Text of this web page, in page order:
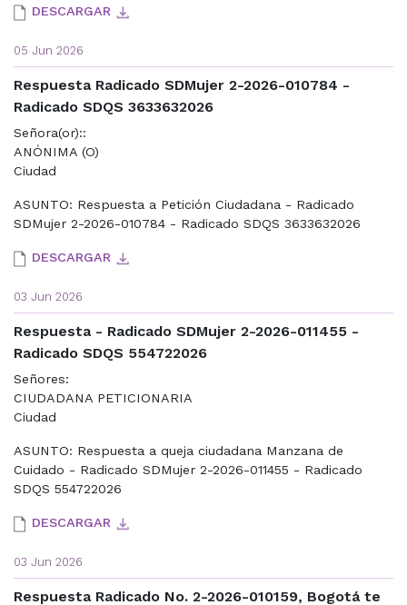
DESCARGAR
05 Jun 2026
Respuesta Radicado SDMujer 2-2026-010784 -
Radicado SDQS 3633632026
Señora(or)::
ANÓNIMA (O)
Ciudad
ASUNTO: Respuesta a Petición Ciudadana - Radicado
SDMujer 2-2026-010784 - Radicado SDQS 3633632026
DESCARGAR
03 Jun 2026
Respuesta - Radicado SDMujer 2-2026-011455 -
Radicado SDQS 554722026
Señores:
CIUDADANA PETICIONARIA
Ciudad
ASUNTO: Respuesta a queja ciudadana Manzana de
Cuidado - Radicado SDMujer 2-2026-011455 - Radicado
SDQS 554722026
DESCARGAR
03 Jun 2026
Respuesta Radicado No. 2-2026-010159, Bogotá te